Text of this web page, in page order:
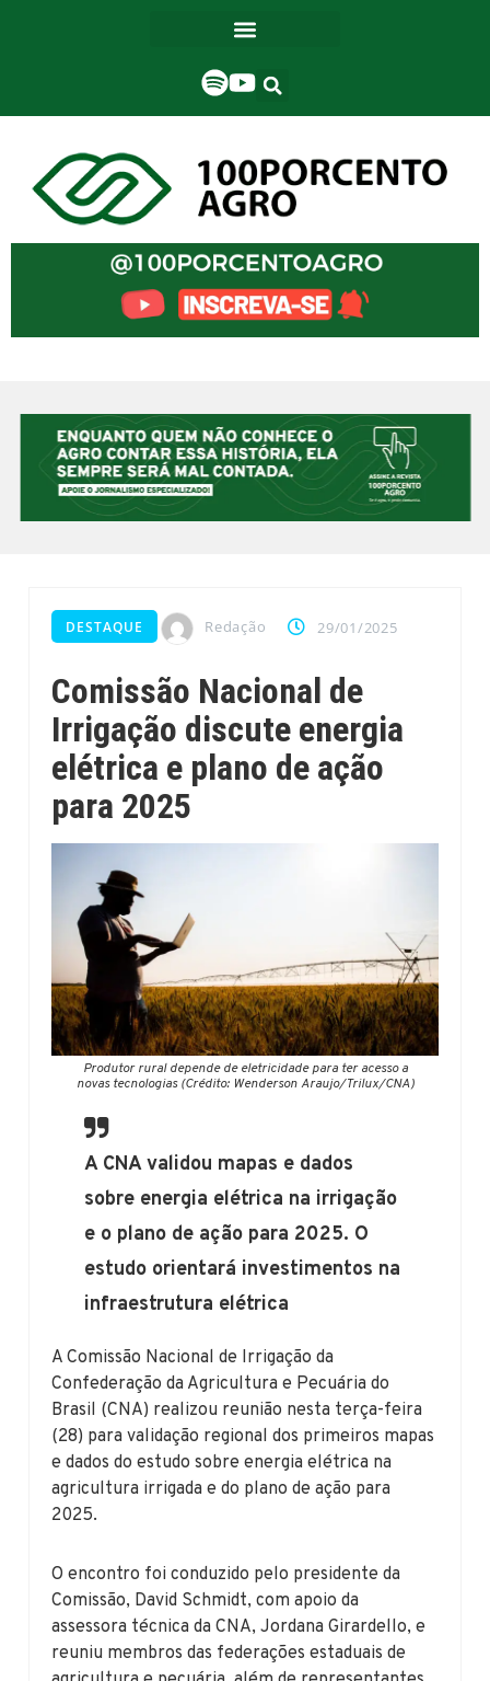
DESTAQUE Redação 29/01/2025
Comissão Nacional de
Irrigação discute energia
elétrica e plano de ação
para 2025
Produtor rural depende de eletricidade para ter acesso a
novas tecnologias (Crédito: Wenderson Araujo/Trilux/CNA)
A CNA validou mapas e dados
sobre energia elétrica na irrigação
e o plano de ação para 2025. O
estudo orientará investimentos na
infraestrutura elétrica
A Comissão Nacional de Irrigação da
Confederação da Agricultura e Pecuária do
Brasil (CNA) realizou reunião nesta terça-feira
(28) para validação regional dos primeiros mapas
e dados do estudo sobre energia elétrica na
agricultura irrigada e do plano de ação para
2025.
O encontro foi conduzido pelo presidente da
Comissão, David Schmidt, com apoio da
assessora técnica da CNA, Jordana Girardello, e
reuniu membros das federações estaduais de